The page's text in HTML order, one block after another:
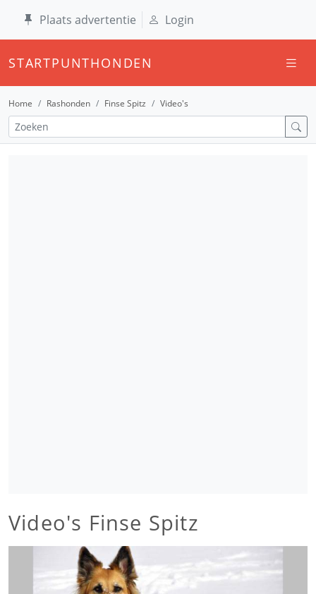
Plaats advertentie Login
STARTPUNTHONDEN
Home Rashonden Finse Spitz Video's
Video's Finse Spitz